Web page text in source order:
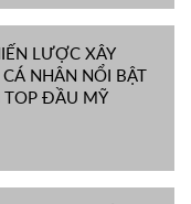
LƯỢC XÂY
NHÂN NỔI BẬT
TOP ĐẦU MỸ